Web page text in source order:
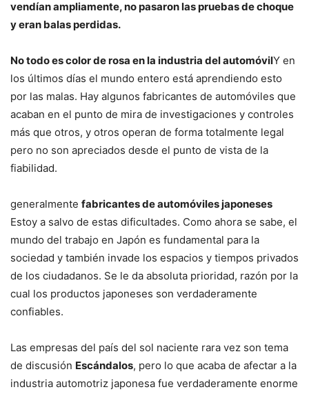
vendían ampliamente, no pasaron las pruebas de choque
y eran balas perdidas.
No todo es color de rosa en la industria del automóvilY en
los últimos días el mundo entero está aprendiendo esto
por las malas. Hay algunos fabricantes de automóviles que
acaban en el punto de mira de investigaciones y controles
más que otros, y otros operan de forma totalmente legal
pero no son apreciados desde el punto de vista de la
fiabilidad.
generalmente fabricantes de automóviles japoneses
Estoy a salvo de estas dificultades. Como ahora se sabe, el
mundo del trabajo en Japón es fundamental para la
sociedad y también invade los espacios y tiempos privados
de los ciudadanos. Se le da absoluta prioridad, razón por la
cual los productos japoneses son verdaderamente
confiables.
Las empresas del país del sol naciente rara vez son tema
de discusión Escándalos, pero lo que acaba de afectar a la
industria automotriz japonesa fue verdaderamente enorme